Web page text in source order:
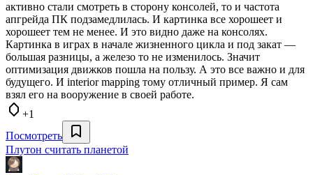
активно стали смотреть в сторону консолей, то и частота
апгрейда ПК подзамедлилась. И картинка все хорошеет и
хорошеет тем не менее. И это видно даже на консолях.
Картинка в играх в начале жизненного цикла и под закат —
большая разницы, а железо то не изменилось. Значит
оптимизация движков пошла на пользу. А это все важно и для
будущего. И interior mapping тому отличный пример. Я сам
взял его на вооружение в своей работе.
+1
Посмотреть
Плутон считать планетой